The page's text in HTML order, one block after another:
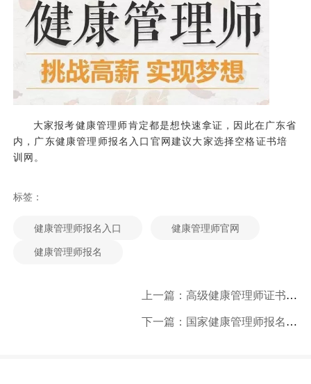
大家报考健康管理师肯定都是想快速拿证，因此在广东省
内，广东健康管理师报名入口官网建议大家选择空格证书培
训网。
标签：
健康管理师报名入口 健康管理师官网
健康管理师报名
上一篇：高级健康管理师证书查询
下一篇：国家健康管理师报名入口官网